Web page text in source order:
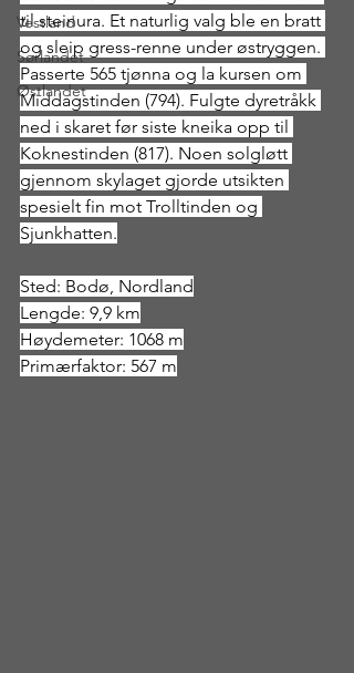
Vestland
Sørlandet
Østlandet
til steinura. Et naturlig valg ble en bratt
og sleip gress-renne under østryggen.
Passerte 565 tjønna og la kursen om
Middagstinden (794). Fulgte dyretråkk
ned i skaret før siste kneika opp til
Koknestinden (817). Noen solgløtt
gjennom skylaget gjorde utsikten
spesielt fin mot Trolltinden og
Sjunkhatten.
Sted: Bodø, Nordland
Lengde: 9,9 km
Høydemeter: 1068 m
Primærfaktor: 567 m